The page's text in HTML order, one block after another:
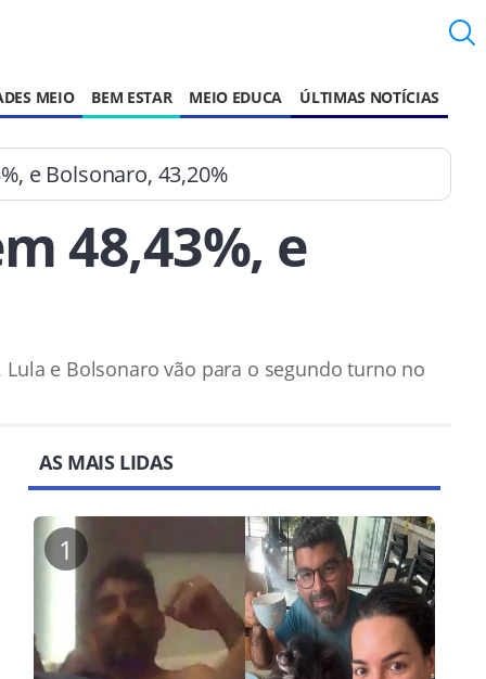
MEIO BEM ESTAR MEIO EDUCA ÚLTIMAS NOTÍCIAS
e Bolsonaro, 43,20%
48,43%, e
e Bolsonaro vão para o segundo turno no
AS MAIS LIDAS
1